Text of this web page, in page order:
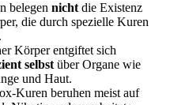
belegen nicht die Existenz
die durch spezielle Kuren
Körper entgiftet sich
selbst über Organe wie
und Haut.
Kuren beruhen meist auf